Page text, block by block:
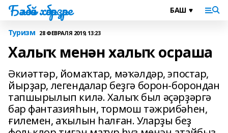
Бәләбәй хәбәрҙәре
Туризм 28 ФЕВРАЛЯ 2019, 13:23
Халыҡ менән халыҡ осраша
Әкиәттәр, йомаҡтар, мәҡәлдәр, эпостар,
йырҙар, легендалар беҙгә борон-борондан
тапшырылып килә. Халыҡ был әҫәрҙәргә
бар фантазияһын, тормош тәжрибәһен,
ғилемен, аҡылын һалған. Уларҙы беҙ